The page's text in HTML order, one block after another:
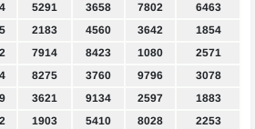
5291 3658 7802
6463
2183 4560 3642
1854
7914 8423 1080
2571
8275 3760 9796
3078
3621 9134 2597
1883
1903 5410 8028
2253